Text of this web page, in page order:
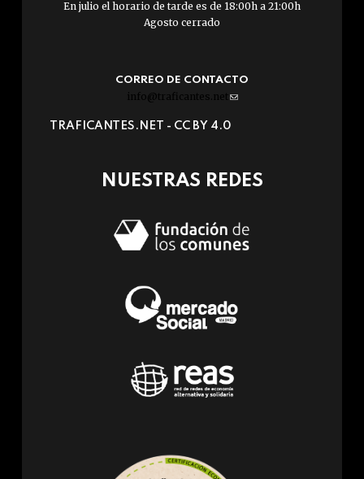
En julio el horario de tarde es de 18:00h a 21:00h
Agosto cerrado
CORREO DE CONTACTO
info@traficantes.net (link
e-
TRAFICANTES.NET - CC BY 4.0
NUESTRAS REDES